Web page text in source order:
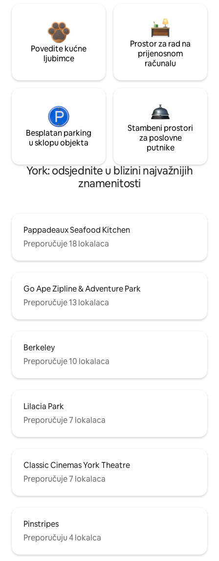
Povedite kućne
ljubimce
Prostor za rad na
prijenosnom
računalu
Besplatan parking
u sklopu objekta
Stambeni prostori
za poslovne
putnike
York: odsjednite u blizini najvažnijih
znamenitosti
Pappadeaux Seafood Kitchen
Preporučuje 18 lokalaca
Go Ape Zipline & Adventure Park
Preporučuje 13 lokalaca
Berkeley
Preporučuje 10 lokalaca
Lilacia Park
Preporučuje 7 lokalaca
Classic Cinemas York Theatre
Preporučuje 7 lokalaca
Pinstripes
Preporučuju 4 lokalca